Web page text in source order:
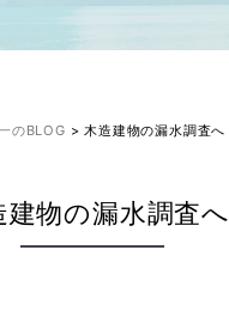
のBLOG >木造建物の漏水調査へ
建物の漏水調査へ